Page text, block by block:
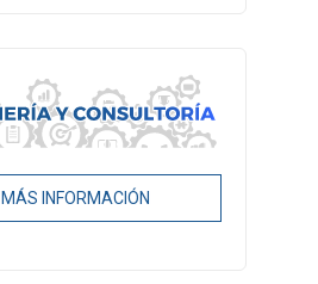
MÁS INFORMACIÓN